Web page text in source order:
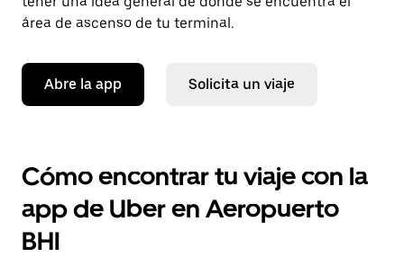
área de ascenso de tu terminal.
Abre la app Solicita un viaje
Cómo encontrar tu viaje con la
app de Uber en Aeropuerto
BHI